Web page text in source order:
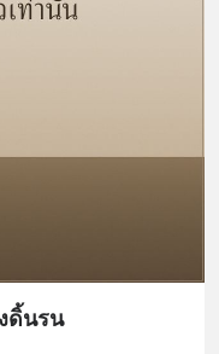
ดิ้นรน